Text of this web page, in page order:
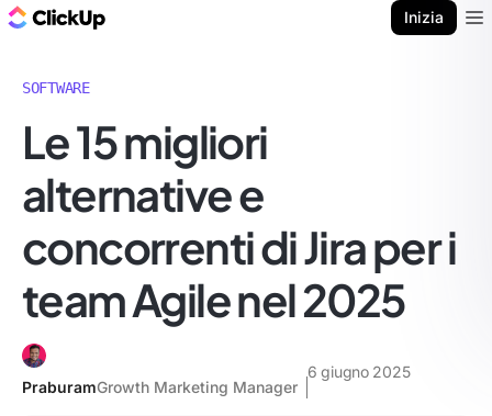
Inizia
SOFTWARE
Le 15 migliori
alternative e
concorrenti di Jira per i
team Agile nel 2025
PraburamGrowth Marketing Manager
6 giugno 2025